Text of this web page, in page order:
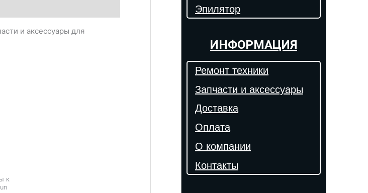
и аксессуары для
к
Эпилятор
ИНФОРМАЦИЯ
Ремонт техники
Запчасти и аксессуары
Доставка
Оплата
О компании
Контакты